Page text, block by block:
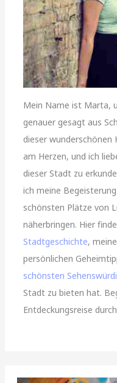
Mein Name ist Marta,
genauer gesagt aus
dieser
am Herzen, und ich
dieser Stadt zu
ich meine
schönsten Plätze von
näherbringen. Hier
Stadtgeschichte,
persönlichen
schönsten
Stadt zu bieten hat.
Entdeckungsreise